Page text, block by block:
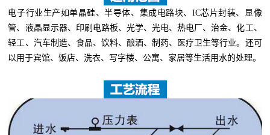
电子行业生产如单晶硅、半导体、集成电路块、 IC芯片封装、显像
管、液晶显示器、印刷电路板、光学、光电、热电厂、治金、化工、
轻工、汽车制造、食品、饮料、酿酒、制药、医疗卫生等行业。还可
以用于宾馆、饭店、洗衣、写字楼、公寓、家居等生活用水的处理。